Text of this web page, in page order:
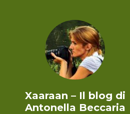
Xaaraan – Il blog di
Antonella Beccaria